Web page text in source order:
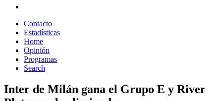
Contacto
Estadísticas
Home
Opinión
Programas
Search
Inter de Milán gana el Grupo E y River